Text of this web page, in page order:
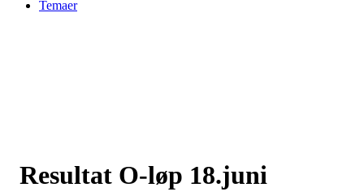
Temaer
Resultat O-løp 18.juni